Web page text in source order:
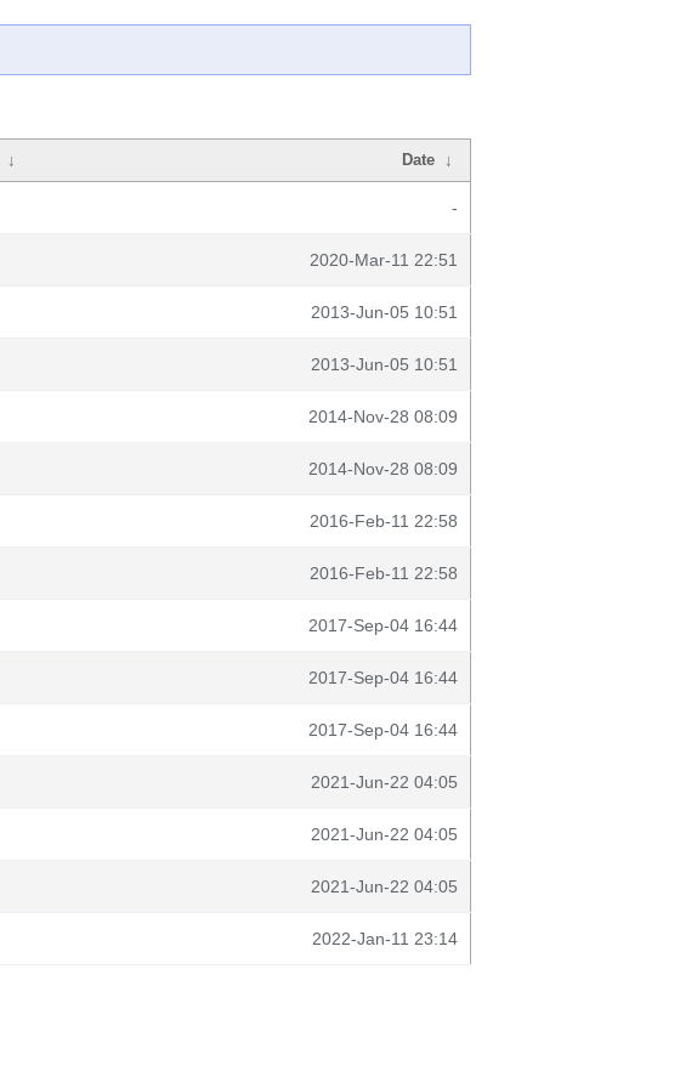
↓ Date ↓
-
2020-Mar-11 22:51
2013-Jun-05 10:51
2013-Jun-05 10:51
2014-Nov-28 08:09
2014-Nov-28 08:09
2016-Feb-11 22:58
2016-Feb-11 22:58
2017-Sep-04 16:44
2017-Sep-04 16:44
2017-Sep-04 16:44
2021-Jun-22 04:05
2021-Jun-22 04:05
2021-Jun-22 04:05
2022-Jan-11 23:14